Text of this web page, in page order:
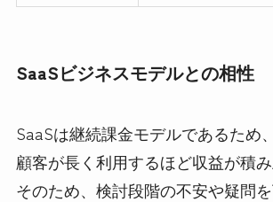
SaaSビジネスモデルとの相性
SaaSは継続課金モデルであるため
顧客が長く利用するほど収益が積み
そのため、検討段階の不安や疑問